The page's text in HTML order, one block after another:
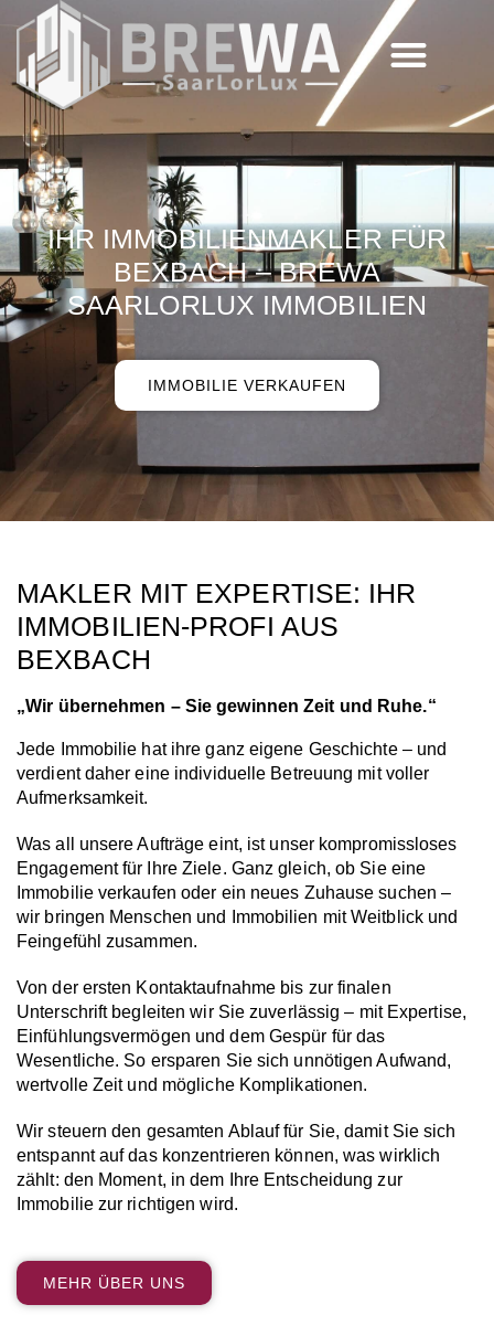
IHR IMMOBILIENMAKLER FÜR
BEXBACH – BREWA
SAARLORLUX IMMOBILIEN
IMMOBILIE VERKAUFEN
MAKLER MIT EXPERTISE: IHR
IMMOBILIEN-PROFI AUS
BEXBACH
„Wir übernehmen – Sie gewinnen Zeit und Ruhe.“
Jede Immobilie hat ihre ganz eigene Geschichte – und
verdient daher eine individuelle Betreuung mit voller
Aufmerksamkeit.
Was all unsere Aufträge eint, ist unser kompromissloses
Engagement für Ihre Ziele. Ganz gleich, ob Sie eine
Immobilie verkaufen oder ein neues Zuhause suchen –
wir bringen Menschen und Immobilien mit Weitblick und
Feingefühl zusammen.
Von der ersten Kontaktaufnahme bis zur finalen
Unterschrift begleiten wir Sie zuverlässig – mit Expertise,
Einfühlungsvermögen und dem Gespür für das
Wesentliche. So ersparen Sie sich unnötigen Aufwand,
wertvolle Zeit und mögliche Komplikationen.
Wir steuern den gesamten Ablauf für Sie, damit Sie sich
entspannt auf das konzentrieren können, was wirklich
zählt: den Moment, in dem Ihre Entscheidung zur
Immobilie zur richtigen wird.
MEHR ÜBER UNS